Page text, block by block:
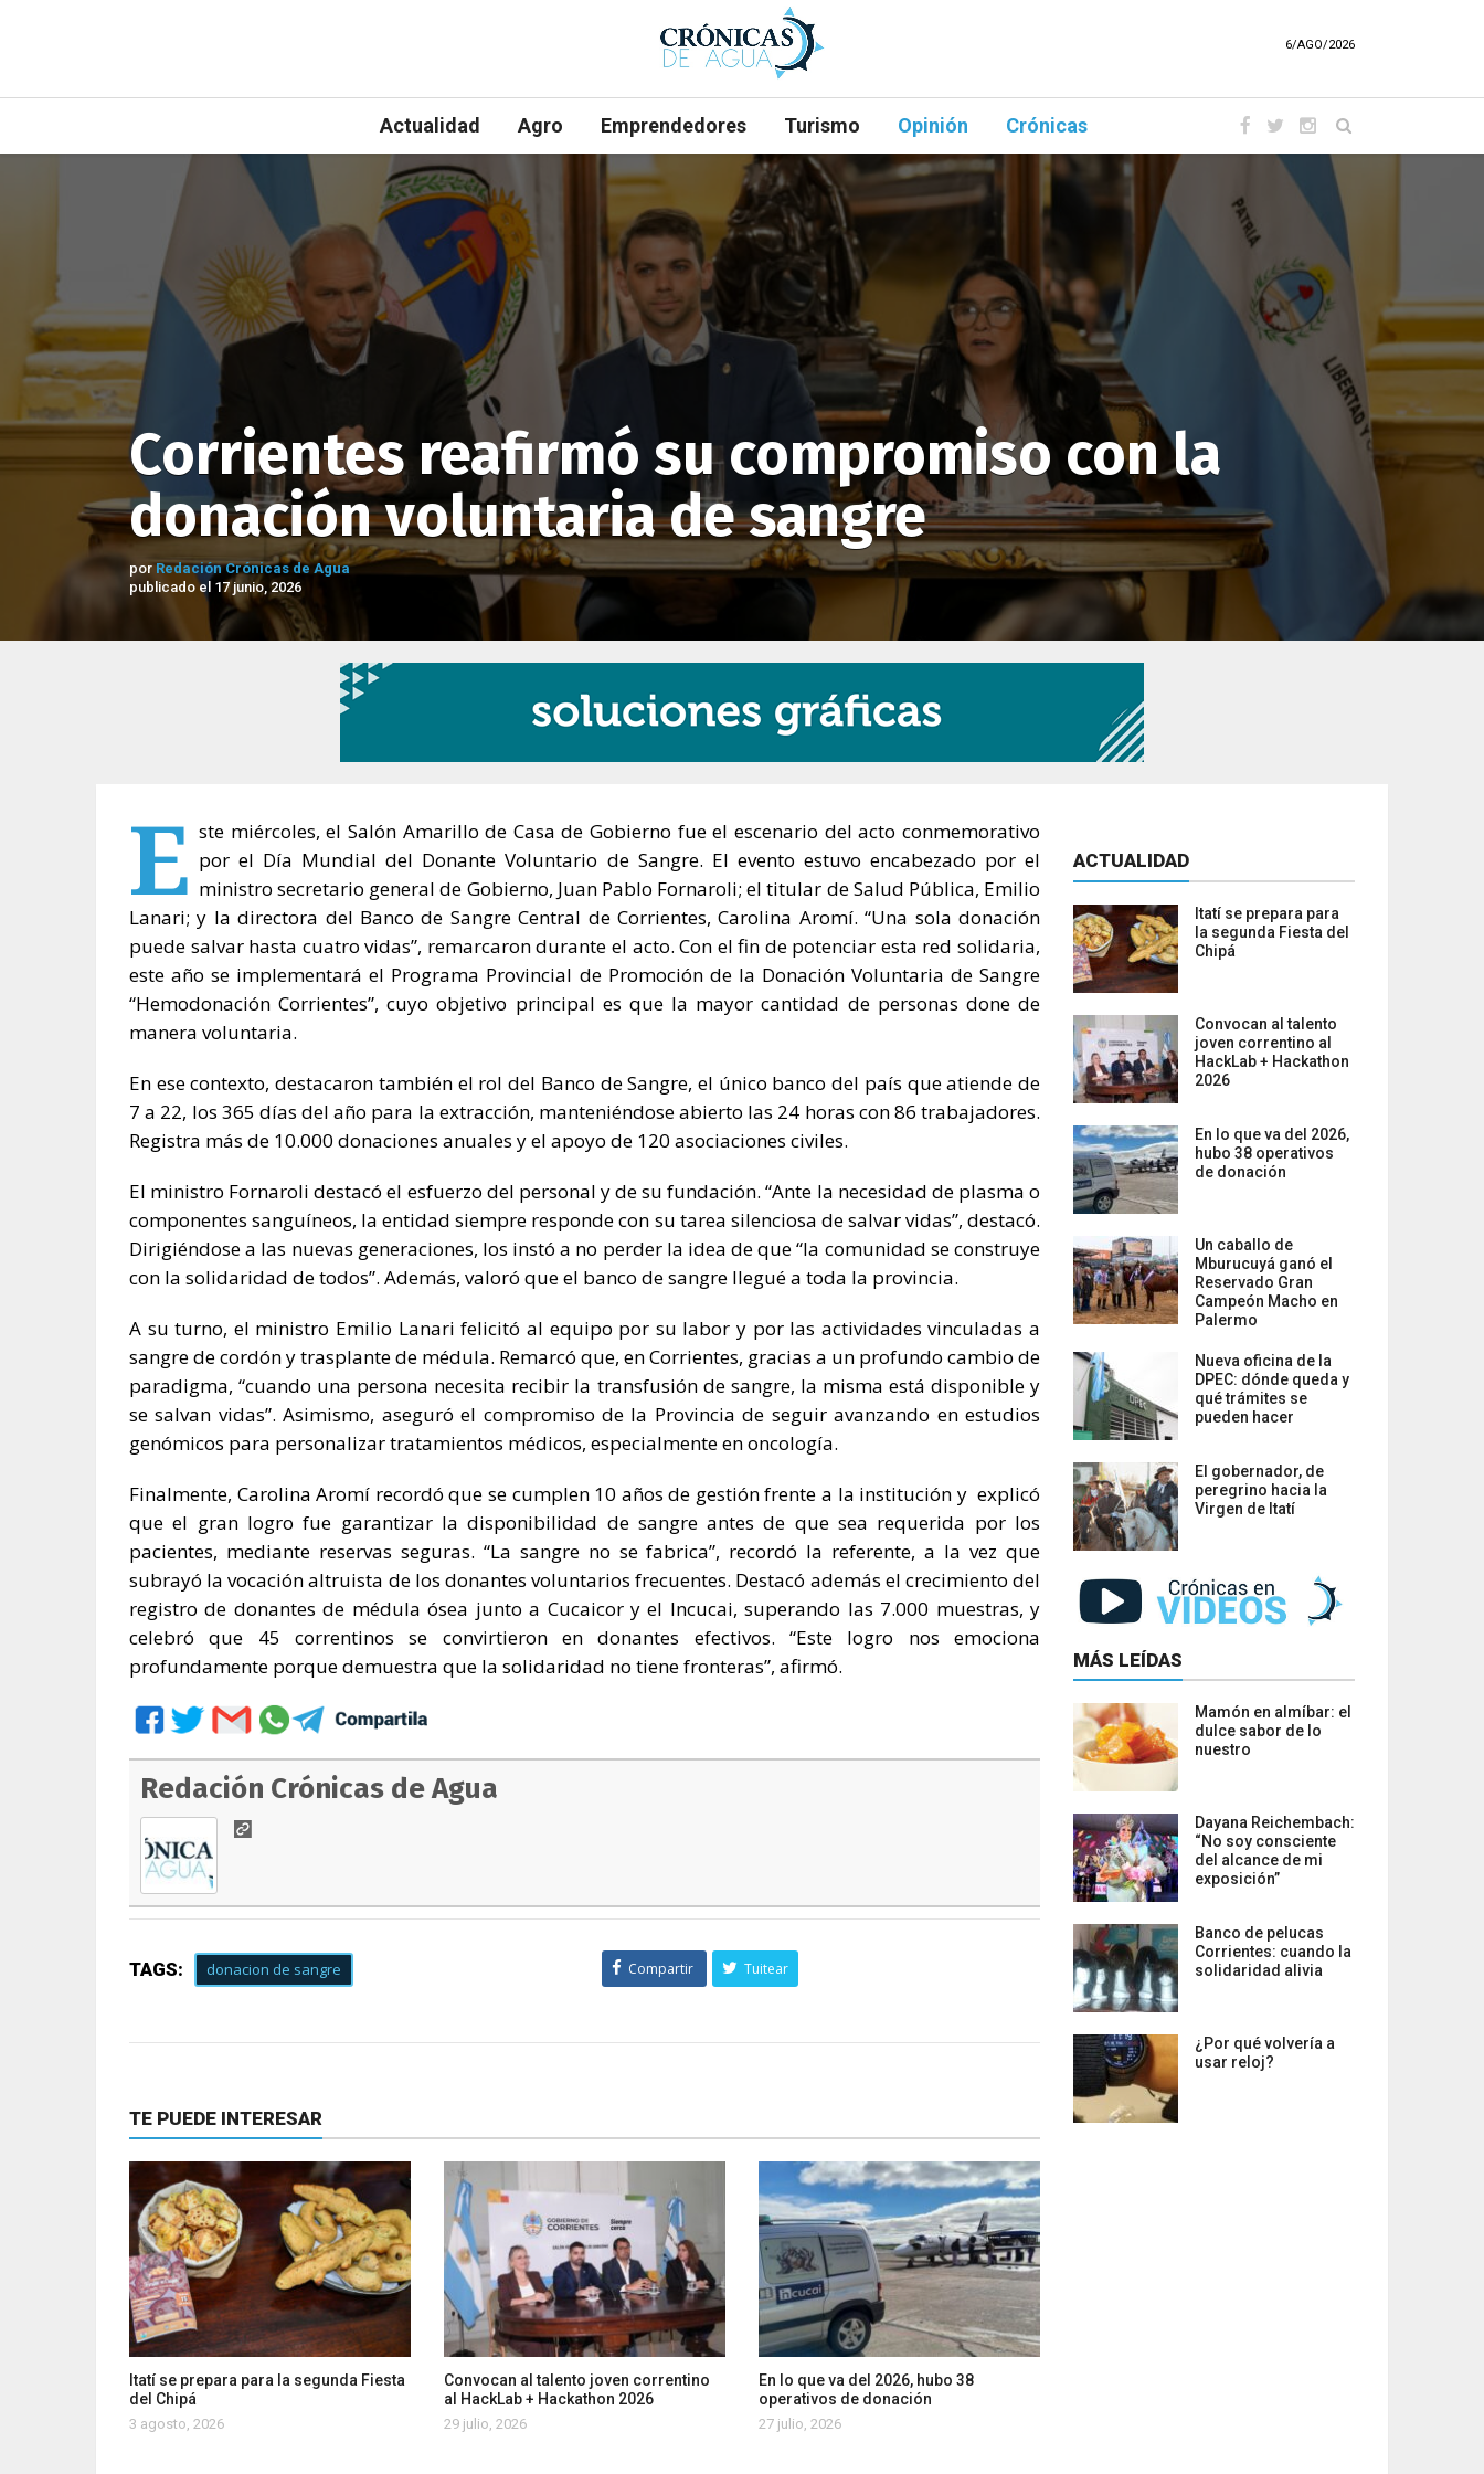
6/AGO/2026
Actualidad Agro Emprendedores Turismo Opinión Crónicas
Corrientes reafirmó su compromiso con la
donación voluntaria de sangre
por Redación Crónicas de Agua
publicado el 17 junio, 2026
E ste miércoles, el Salón Amarillo de Casa de Gobierno fue el escenario del acto conmemorativo
por el Día Mundial del Donante Voluntario de Sangre. El evento estuvo encabezado por el
ministro secretario general de Gobierno, Juan Pablo Fornaroli; el titular de Salud Pública, Emilio
Lanari; y la directora del Banco de Sangre Central de Corrientes, Carolina Aromí. “Una sola donación
puede salvar hasta cuatro vidas”, remarcaron durante el acto. Con el fin de potenciar esta red solidaria,
este año se implementará el Programa Provincial de Promoción de la Donación Voluntaria de Sangre
“Hemodonación Corrientes”, cuyo objetivo principal es que la mayor cantidad de personas done de
manera voluntaria.
En ese contexto, destacaron también el rol del Banco de Sangre, el único banco del país que atiende de
7 a 22, los 365 días del año para la extracción, manteniéndose abierto las 24 horas con 86 trabajadores.
Registra más de 10.000 donaciones anuales y el apoyo de 120 asociaciones civiles.
El ministro Fornaroli destacó el esfuerzo del personal y de su fundación. “Ante la necesidad de plasma o
componentes sanguíneos, la entidad siempre responde con su tarea silenciosa de salvar vidas”, destacó.
Dirigiéndose a las nuevas generaciones, los instó a no perder la idea de que “la comunidad se construye
con la solidaridad de todos”. Además, valoró que el banco de sangre llegué a toda la provincia.
A su turno, el ministro Emilio Lanari felicitó al equipo por su labor y por las actividades vinculadas a
sangre de cordón y trasplante de médula. Remarcó que, en Corrientes, gracias a un profundo cambio de
paradigma, “cuando una persona necesita recibir la transfusión de sangre, la misma está disponible y
se salvan vidas”. Asimismo, aseguró el compromiso de la Provincia de seguir avanzando en estudios
genómicos para personalizar tratamientos médicos, especialmente en oncología.
Finalmente, Carolina Aromí recordó que se cumplen 10 años de gestión frente a la institución y explicó
que el gran logro fue garantizar la disponibilidad de sangre antes de que sea requerida por los
pacientes, mediante reservas seguras. “La sangre no se fabrica”, recordó la referente, a la vez que
subrayó la vocación altruista de los donantes voluntarios frecuentes. Destacó además el crecimiento del
registro de donantes de médula ósea junto a Cucaicor y el Incucai, superando las 7.000 muestras, y
celebró que 45 correntinos se convirtieron en donantes efectivos. “Este logro nos emociona
profundamente porque demuestra que la solidaridad no tiene fronteras”, afirmó.
Redación Crónicas de Agua
TAGS: donacion de sangre Compartir Tuitear
TE PUEDE INTERESAR
Itatí se prepara para la segunda Fiesta
del Chipá
3 agosto, 2026
Convocan al talento joven correntino
al HackLab + Hackathon 2026
29 julio, 2026
En lo que va del 2026, hubo 38
operativos de donación
27 julio, 2026
ACTUALIDAD
Itatí se prepara para
la segunda Fiesta del
Chipá
Convocan al talento
joven correntino al
HackLab + Hackathon
2026
En lo que va del 2026,
hubo 38 operativos
de donación
Un caballo de
Mburucuyá ganó el
Reservado Gran
Campeón Macho en
Palermo
Nueva oficina de la
DPEC: dónde queda y
qué trámites se
pueden hacer
El gobernador, de
peregrino hacia la
Virgen de Itatí
MÁS LEÍDAS
Mamón en almíbar: el
dulce sabor de lo
nuestro
Dayana Reichembach:
“No soy consciente
del alcance de mi
exposición”
Banco de pelucas
Corrientes: cuando la
solidaridad alivia
¿Por qué volvería a
usar reloj?